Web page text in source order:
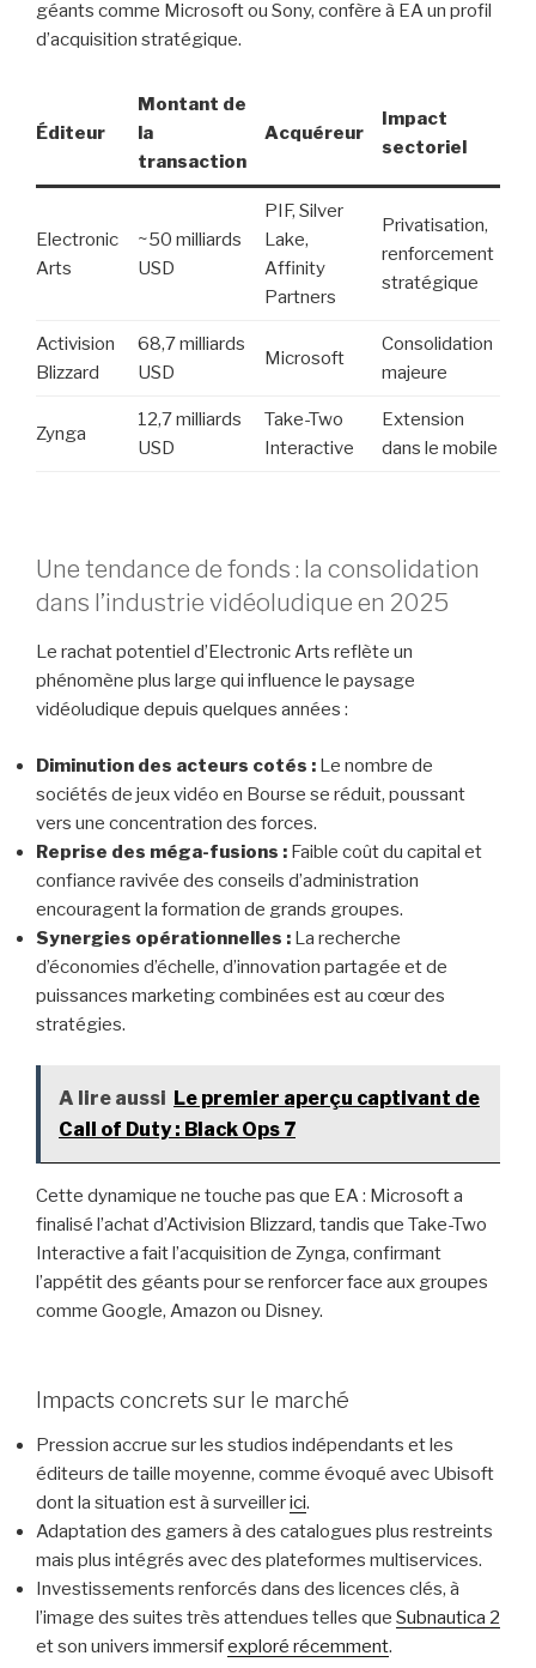
géants comme Microsoft ou Sony, confère à EA un profil
d’acquisition stratégique.
Éditeur
Montant de
la
transaction
Acquéreur
Impact
sectoriel
Electronic
Arts
~50 milliards
USD
PIF, Silver
Lake,
Affinity
Partners
Privatisation,
renforcement
stratégique
Activision
Blizzard
68,7 milliards
USD
Microsoft
Consolidation
majeure
Zynga
12,7 milliards
USD
Take-Two
Interactive
Extension
dans le mobile
Une tendance de fonds : la consolidation
dans l’industrie vidéoludique en 2025
Le rachat potentiel d’Electronic Arts reflète un
phénomène plus large qui influence le paysage
vidéoludique depuis quelques années :
Diminution des acteurs cotés : Le nombre de
sociétés de jeux vidéo en Bourse se réduit, poussant
vers une concentration des forces.
Reprise des méga-fusions : Faible coût du capital et
confiance ravivée des conseils d’administration
encouragent la formation de grands groupes.
Synergies opérationnelles : La recherche
d’économies d’échelle, d’innovation partagée et de
puissances marketing combinées est au cœur des
stratégies.
A lire aussi Le premier aperçu captivant de
Call of Duty : Black Ops 7
Cette dynamique ne touche pas que EA : Microsoft a
finalisé l’achat d’Activision Blizzard, tandis que Take-Two
Interactive a fait l’acquisition de Zynga, confirmant
l’appétit des géants pour se renforcer face aux groupes
comme Google, Amazon ou Disney.
Impacts concrets sur le marché
Pression accrue sur les studios indépendants et les
éditeurs de taille moyenne, comme évoqué avec Ubisoft
dont la situation est à surveillerici.
Adaptation des gamers à des catalogues plus restreints
mais plus intégrés avec des plateformes multiservices.
Investissements renforcés dans des licences clés, à
l’image des suites très attendues telles que Subnautica 2
et son univers immersifexploré récemment.